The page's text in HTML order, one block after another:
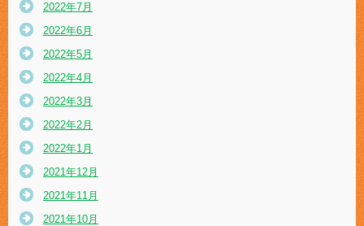
2022年7月
2022年6月
2022年5月
2022年4月
2022年3月
2022年2月
2022年1月
2021年12月
2021年11月
2021年10月